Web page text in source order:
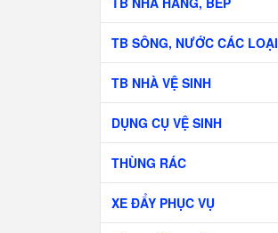
TB SÔNG, NƯỚC CÁC LOẠI
TB NHÀ VỆ SINH
DỤNG CỤ VỆ SINH
THÙNG RÁC
XE ĐẨY PHỤC VỤ